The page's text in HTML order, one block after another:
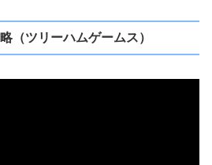
（ツリーハムゲームス）